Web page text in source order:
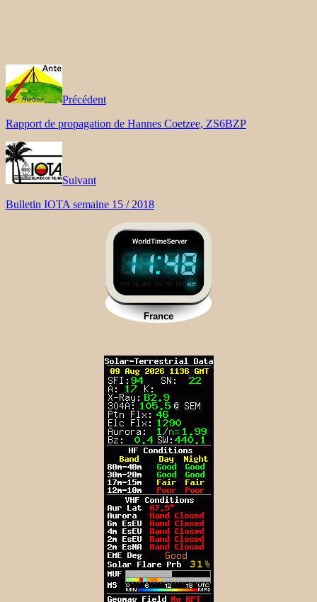
Précédent
Rapport de propagation de Hannes Coetzee, ZS6BZP
Suivant
Bulletin IOTA semaine 15 / 2018